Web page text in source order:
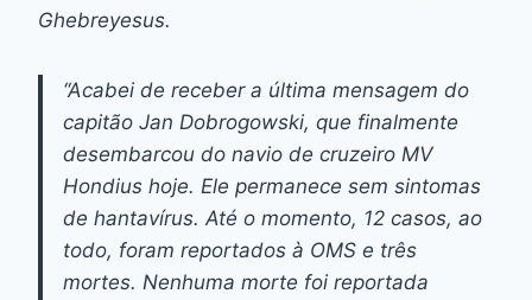
Ghebreyesus.
“Acabei de receber a última mensagem do
capitão Jan Dobrogowski, que finalmente
desembarcou do navio de cruzeiro MV
Hondius hoje. Ele permanece sem sintomas
de hantavírus. Até o momento, 12 casos, ao
todo, foram reportados à OMS e três
mortes. Nenhuma morte foi reportada